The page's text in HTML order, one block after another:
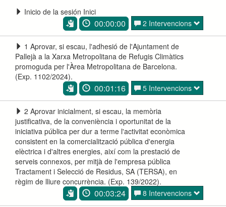
Inicio de la sesión Inici
00:00:00 2 Intervencions
1 Aprovar, si escau, l'adhesió de l'Ajuntament de
Pallejà a la Xarxa Metropolitana de Refugis Climàtics
promoguda per l'Àrea Metropolitana de Barcelona.
(Exp. 1102/2024).
00:01:16 5 Intervencions
2 Aprovar inicialment, si escau, la memòria
justificativa, de la conveniència i oportunitat de la
iniciativa pública per dur a terme l'activitat econòmica
consistent en la comercialització pública d'energia
elèctrica i d'altres energies, així com la prestació de
serveis connexos, per mitjà de l'empresa pública
Tractament i Selecció de Residus, SA (TERSA), en
règim de lliure concurrència. (Exp. 139/2022).
00:03:24 8 Intervencions